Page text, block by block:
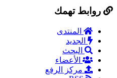
روابط تهمك
المنتدى
الجديد
البحث
الأعضاء
مركز الرفع